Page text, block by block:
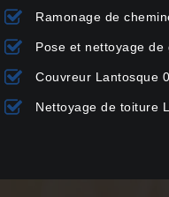
Ramonage de
Pose et nettoyage
Couvreur Lantosque
Nettoyage de toiture